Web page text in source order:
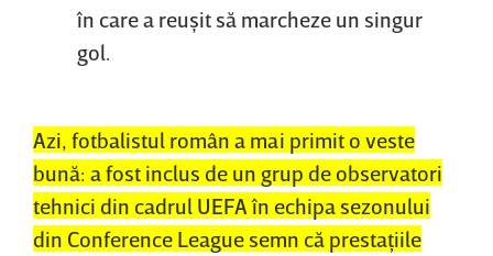
în care a reuşit să marcheze un singur
gol.
Azi, fotbalistul român a mai primit o veste
bună: a fost inclus de un grup de observatori
tehnici din cadrul UEFA în echipa sezonului
din Conference League semn că prestaţiile